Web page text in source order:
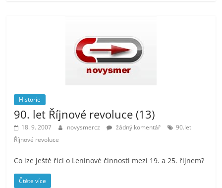
Historie
90. let Říjnové revoluce (13)
18. 9. 2007 novysmercz žádný komentář
90.let
Říjnové revoluce
Co lze ještě říci o Leninové činnosti mezi 19. a 25. říjnem?
Čtěte více